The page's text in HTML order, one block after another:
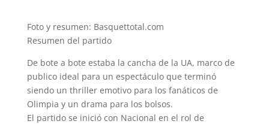
Foto y resumen: Basquettotal.com
Resumen del partido
De bote a bote estaba la cancha de la UA, marco de
publico ideal para un espectáculo que terminó
siendo un thriller emotivo para los fanáticos de
Olimpia y un drama para los bolsos.
El partido se inició con Nacional en el rol de